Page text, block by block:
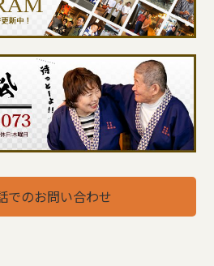
でのお問い合わせ